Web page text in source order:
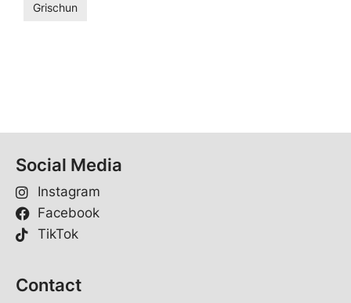
Grischun
Social Media
Instagram
Facebook
TikTok
Contact